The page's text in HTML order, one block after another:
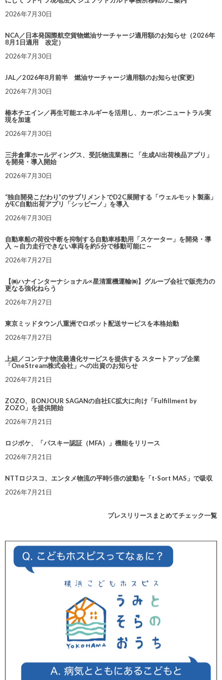
2026年7月30日
NCA／日本発国際航空貨物燃油サーチャージ適用額のお知らせ（2026年
8月1日適用 改定）
2026年7月30日
JAL／2026年8月前半 燃油サーチャージ適用額のお知らせ(変更)
2026年7月30日
椿本チエイン／再生可能エネルギーを活用し、カーボンニュートラル実
現を加速
2026年7月30日
三井倉庫ホールディングス、受託物流業務に 「生成AI出荷検品アプリ」
を開発・導入開始
2026年7月30日
“独自開発こだわり”のサプリメントでD2C展開する「ウェルモット製薬」
がEC自動出荷アプリ「シッピーノ」を導入
2026年7月30日
自動車船の荷役中断を抑制する自動車移動用「スケーター」を開発・導
入 ～自力走行できない車両を約5分で移動可能に～
2026年7月27日
【㈱ハナインターナショナル×星清重機運輸㈱】グループ会社で販売力の
更なる強化ねらう
2026年7月27日
東京ミッドタウン八重洲でロボット配送サービスを本格始動
2026年7月27日
上組／コンテナ物流最適化サービスを提供する スタートアップ企業
「OneStream株式会社」への出資のお知らせ
2026年7月21日
ZOZO、BONJOUR SAGANの自社EC拡大に向け「Fulfillment by
ZOZO」を提供開始
2026年7月21日
ロジポケ、「パスキー認証（MFA）」機能をリリース
2026年7月21日
NTTロジスコ、エンタメ物流の平時5倍の波動を「t-Sort MAS」で吸収
2026年7月21日
プレスリリースまとめてチェック一覧